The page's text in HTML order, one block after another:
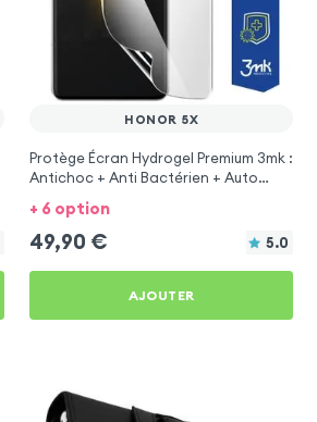
HONOR 5X
Protège Écran Hydrogel Premium 3mk :
Antichoc + Anti Bactérien + Auto
Régénérant pour Honor 5X
+ 6 option
49,90 € 5.0
AJOUTER